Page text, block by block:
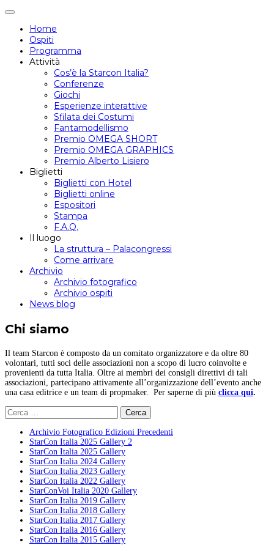
Attiva/disattiva
navigazione
Home
Ospiti
Programma
Attività
Cos’è la Starcon Italia?
Conferenze
Giochi
Esperienze interattive
Sfilata dei Costumi
Fantamodellismo
Premio OMEGA SHORT
Premio OMEGA GRAPHICS
Premio Alberto Lisiero
Biglietti
Biglietti con Hotel
Biglietti online
Espositori
Stampa
F.A.Q.
Il luogo
La struttura – Palacongressi
Come arrivare
Archivio
Archivio fotografico
Archivio ospiti
News blog
Chi siamo
Il team Starcon è composto da un comitato organizzatore e da oltre 80
volontari, tutti soci delle associazioni non a scopo di lucro coinvolte e
provenienti da tutta Italia. Oltre ai membri dei consigli direttivi di tali
associazioni, partecipano attivamente all’organizzazione dell’evento anche
una casa editrice e un team di propmaker. Per saperne di più clicca qui.
Ricerca
per:
Archivio Fotografico Edizioni Precedenti
StarCon Italia 2025 Gallery 2
StarCon Italia 2025 Gallery
StarCon Italia 2024 Gallery
StarCon Italia 2023 Gallery
StarCon Italia 2022 Gallery
StarConVoi Italia 2020 Gallery
StarCon Italia 2019 Gallery
StarCon Italia 2018 Gallery
StarCon Italia 2017 Gallery
StarCon Italia 2016 Gallery
StarCon Italia 2015 Gallery